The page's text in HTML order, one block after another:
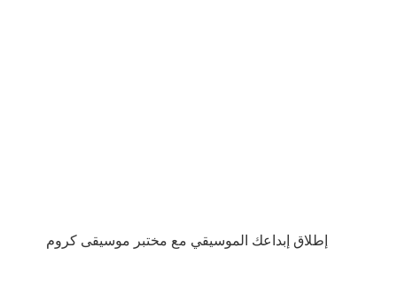
إطلاق إبداعك الموسيقي مع مختبر موسيقى كروم